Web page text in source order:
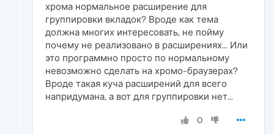
хрома нормальное расширение для
группировки вкладок? Вроде как тема
должна многих интересовать, не пойму
почему не реализовано в расширениях... Или
это программно просто по нормальному
невозможно сделать на хромо-браузерах?
Вроде такая куча расширений для всего
напридумана, а вот для группировки нет...
0